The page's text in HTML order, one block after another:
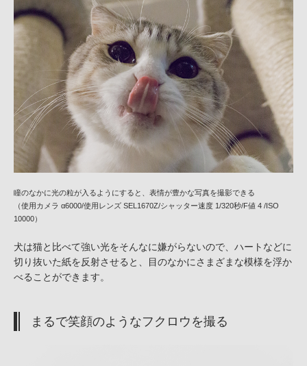
瞳のなかに光の粒が入るようにすると、表情が豊かな写真を撮影できる
（使用カメラ α6000/使用レンズ SEL1670Z/シャッター速度 1/320秒/F値 4 /ISO
10000）
犬は猫と比べて強い光をそんなに嫌がらないので、ハートなどに
切り抜いた紙を反射させると、目のなかにさまざまな模様を浮か
べることができます。
まるで笑顔のようなフクロウを撮る